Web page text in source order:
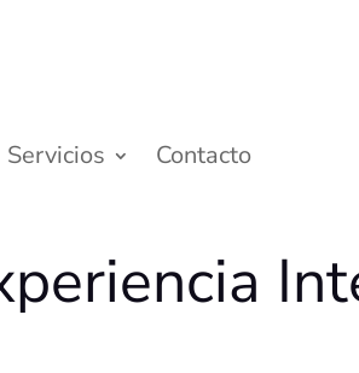
Servicios Contacto